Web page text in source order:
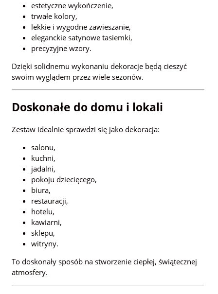
estetyczne wykończenie,
trwałe kolory,
lekkie i wygodne zawieszanie,
eleganckie satynowe tasiemki,
precyzyjne wzory.
Dzięki solidnemu wykonaniu dekoracje będą cieszyć
swoim wyglądem przez wiele sezonów.
Doskonałe do domu i lokali
Zestaw idealnie sprawdzi się jako dekoracja:
salonu,
kuchni,
jadalni,
pokoju dziecięcego,
biura,
restauracji,
hotelu,
kawiarni,
sklepu,
witryny.
To doskonały sposób na stworzenie ciepłej, świątecznej
atmosfery.